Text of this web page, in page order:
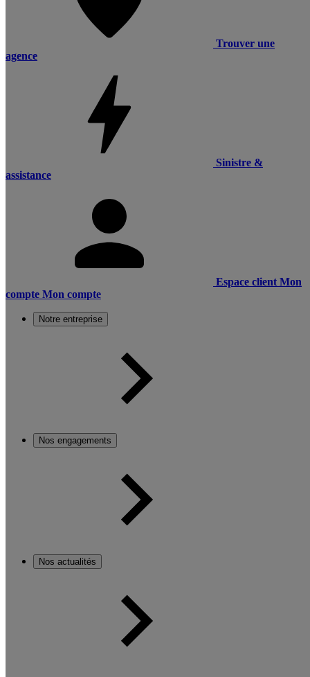
Trouver une
agence
Sinistre &
assistance
Espace client Mon
compte Mon compte
Notre entreprise
Nos engagements
Nos actualités